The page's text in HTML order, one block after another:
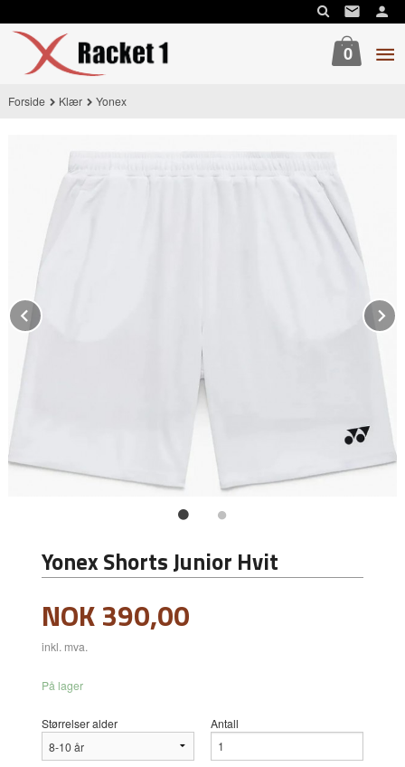
til
innholdet
0
Forside Klær Yonex
Prev
Yonex Shorts Junior Hvit
Pris
NOK390,00
inkl. mva.
På lager
Størrelser alder Antall